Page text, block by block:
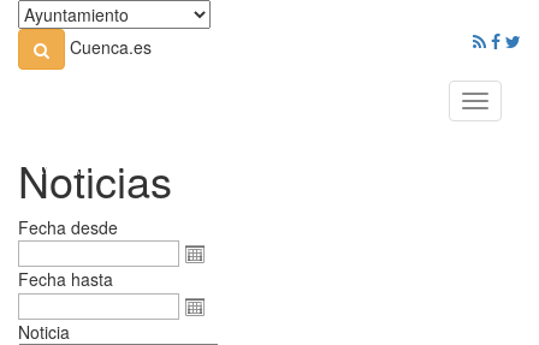
Cuenca.es
Toggle
Noticias
Fecha desde
Fecha hasta
Noticia